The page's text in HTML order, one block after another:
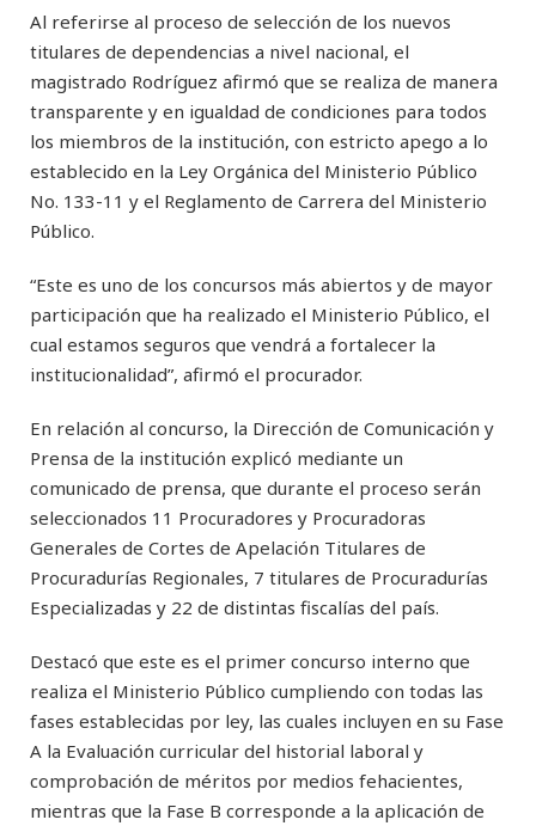
Al referirse al proceso de selección de los nuevos
titulares de dependencias a nivel nacional, el
magistrado Rodríguez afirmó que se realiza de manera
transparente y en igualdad de condiciones para todos
los miembros de la institución, con estricto apego a lo
establecido en la Ley Orgánica del Ministerio Público
No. 133-11 y el Reglamento de Carrera del Ministerio
Público.
“Este es uno de los concursos más abiertos y de mayor
participación que ha realizado el Ministerio Público, el
cual estamos seguros que vendrá a fortalecer la
institucionalidad”, afirmó el procurador.
En relación al concurso, la Dirección de Comunicación y
Prensa de la institución explicó mediante un
comunicado de prensa, que durante el proceso serán
seleccionados 11 Procuradores y Procuradoras
Generales de Cortes de Apelación Titulares de
Procuradurías Regionales, 7 titulares de Procuradurías
Especializadas y 22 de distintas fiscalías del país.
Destacó que este es el primer concurso interno que
realiza el Ministerio Público cumpliendo con todas las
fases establecidas por ley, las cuales incluyen en su Fase
A la Evaluación curricular del historial laboral y
comprobación de méritos por medios fehacientes,
mientras que la Fase B corresponde a la aplicación de